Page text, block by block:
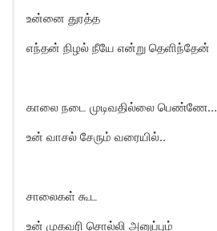
உன்னை துரத்த
எந்தன் நிழல் நீயே என்று தெளிந்தேன்
காலை நடை முடிவதில்லை பெண்ணே…
உன் வாசல் சேரும் வரையில்..
சாலைகள் கூட
உன் முகவரி சொல்லி அனுப்பும்